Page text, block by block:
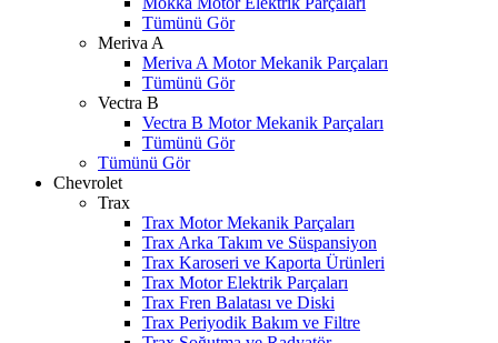
Tümünü Gör
Meriva A
Meriva A Motor Mekanik Parçaları
Tümünü Gör
Vectra B
Vectra B Motor Mekanik Parçaları
Tümünü Gör
Tümünü Gör
Chevrolet
Trax
Trax Motor Mekanik Parçaları
Trax Arka Takım ve Süspansiyon
Trax Karoseri ve Kaporta Ürünleri
Trax Motor Elektrik Parçaları
Trax Fren Balatası ve Diski
Trax Periyodik Bakım ve Filtre